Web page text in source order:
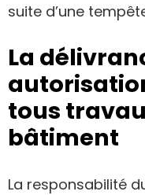
suite d’une
La
tous
bâtiment
La responsabilité